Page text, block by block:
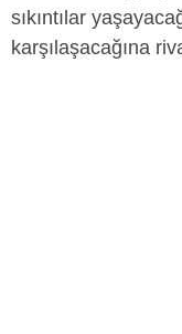
sıkıntılar
karşılaşacağına